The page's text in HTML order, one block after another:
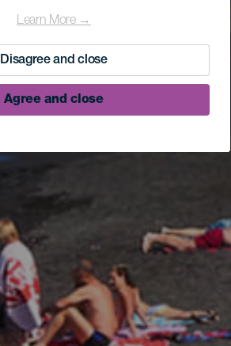
Learn More →
Disagree and close
Agree and close